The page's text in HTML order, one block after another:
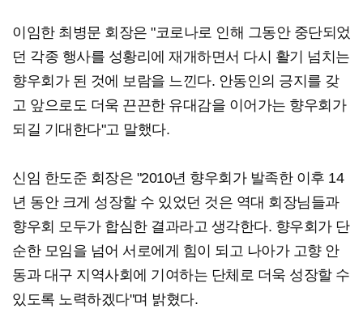
이임한 최병문 회장은 "코로나로 인해 그동안 중단되었
던 각종 행사를 성황리에 재개하면서 다시 활기 넘치는
향우회가 된 것에 보람을 느낀다. 안동인의 긍지를 갖
고 앞으로도 더욱 끈끈한 유대감을 이어가는 향우회가
되길 기대한다"고 말했다.
신임 한도준 회장은 "2010년 향우회가 발족한 이후 14
년 동안 크게 성장할 수 있었던 것은 역대 회장님들과
향우회 모두가 합심한 결과라고 생각한다. 향우회가 단
순한 모임을 넘어 서로에게 힘이 되고 나아가 고향 안
동과 대구 지역사회에 기여하는 단체로 더욱 성장할 수
있도록 노력하겠다"며 밝혔다.